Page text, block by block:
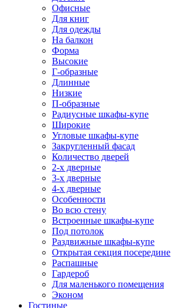
Офисные
Для книг
Для одежды
На балкон
Форма
Высокие
Г-образные
Длинные
Низкие
П-образные
Радиусные шкафы-купе
Широкие
Угловые шкафы-купе
Закругленный фасад
Количество дверей
2-х дверные
3-х дверные
4-х дверные
Особенности
Во всю стену
Встроенные шкафы-купе
Под потолок
Раздвижные шкафы-купе
Открытая секция посередине
Распашные
Гардероб
Для маленького помещения
Эконом
Гостиные